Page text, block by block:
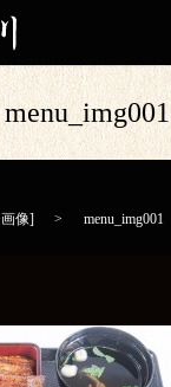
menu_img001
像] menu_img001